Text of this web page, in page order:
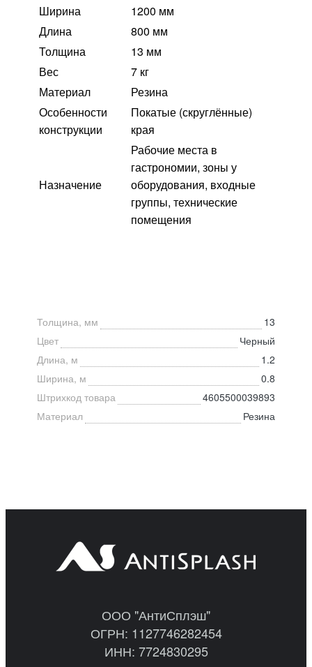
Ширина
1200 мм
Длина
800 мм
Толщина
13 мм
Вес
7 кг
Материал
Резина
Особенности
конструкции
Покатые (скруглённые)
края
Назначение
Рабочие места в
гастрономии, зоны у
оборудования, входные
группы, технические
помещения
Толщина, мм
13
Цвет
Черный
Длина, м
1.2
Ширина, м
0.8
Штрихкод товара
4605500039893
Материал
Резина
ООО "АнтиСплэш"
ОГРН: 1127746282454
ИНН: 7724830295